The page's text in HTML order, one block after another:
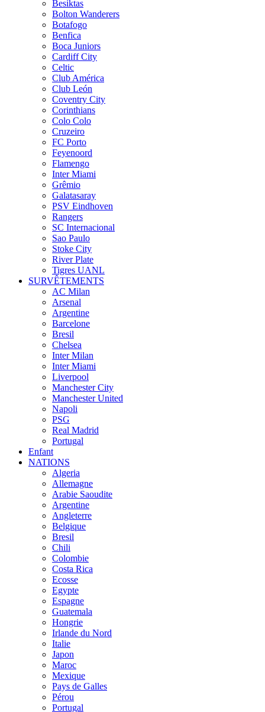
Besiktas
Bolton Wanderers
Botafogo
Benfica
Boca Juniors
Cardiff City
Celtic
Club América
Club León
Coventry City
Corinthians
Colo Colo
Cruzeiro
FC Porto
Feyenoord
Flamengo
Inter Miami
Grêmio
Galatasaray
PSV Eindhoven
Rangers
SC Internacional
Sao Paulo
Stoke City
River Plate
Tigres UANL
SURVÊTEMENTS
AC Milan
Arsenal
Argentine
Barcelone
Bresil
Chelsea
Inter Milan
Inter Miami
Liverpool
Manchester City
Manchester United
Napoli
PSG
Real Madrid
Portugal
Enfant
NATIONS
Algeria
Allemagne
Arabie Saoudite
Argentine
Angleterre
Belgique
Bresil
Chili
Colombie
Costa Rica
Ecosse
Egypte
Espagne
Guatemala
Hongrie
Irlande du Nord
Italie
Japon
Maroc
Mexique
Pays de Galles
Pérou
Portugal